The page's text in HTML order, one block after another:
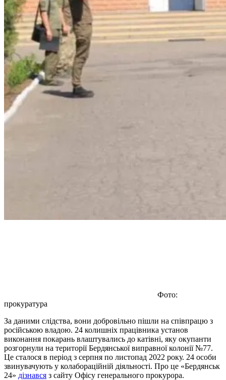
Фото:
прокуратура
За даними слідства, вони добровільно пішли на співпрацю з
російською владою. 24 колишніх працівника установ
виконання покарань влаштувались до катівні, яку окупанти
розгорнули на території Бердянської виправної колонії №77.
Це сталося в період з серпня по листопад 2022 року. 24 особи
звинувачують у колабораційній діяльності. Про це «Бердянськ
24» дізнався з сайту Офісу генерального прокурора.